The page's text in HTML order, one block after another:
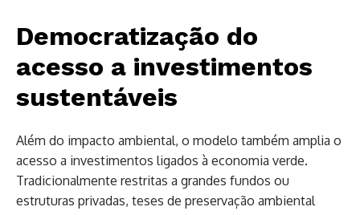
Democratização do
acesso a investimentos
sustentáveis
Além do impacto ambiental, o modelo também amplia o
acesso a investimentos ligados à economia verde.
Tradicionalmente restritas a grandes fundos ou
estruturas privadas, teses de preservação ambiental